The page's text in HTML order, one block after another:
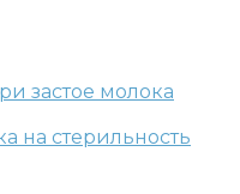
застое молока
на стерильность